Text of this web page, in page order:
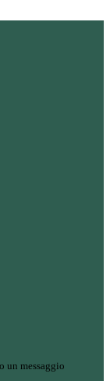
un messaggio